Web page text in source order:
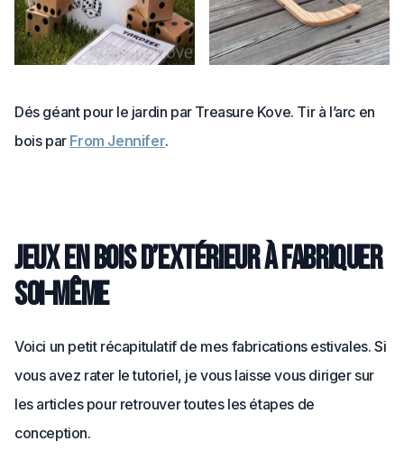
Dés géant pour le jardin par Treasure Kove. Tir à l’arc en
bois par From Jennifer.
Jeux en bois d’extérieur à fabriquer
soi-même
Voici un petit récapitulatif de mes fabrications estivales. Si
vous avez rater le tutoriel, je vous laisse vous diriger sur
les articles pour retrouver toutes les étapes de
conception.